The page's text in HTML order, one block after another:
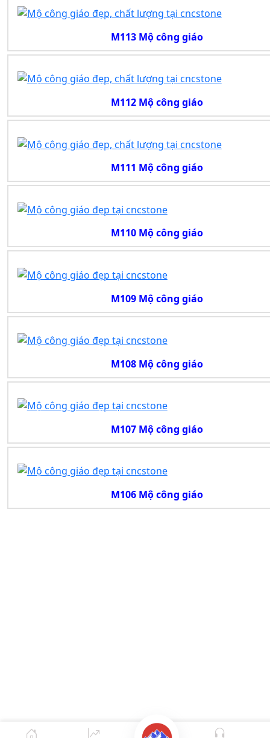
M113 Mộ công giáo
M112 Mộ công giáo
M111 Mộ công giáo
M110 Mộ công giáo
M109 Mộ công giáo
M108 Mộ công giáo
M107 Mộ công giáo
M106 Mộ công giáo